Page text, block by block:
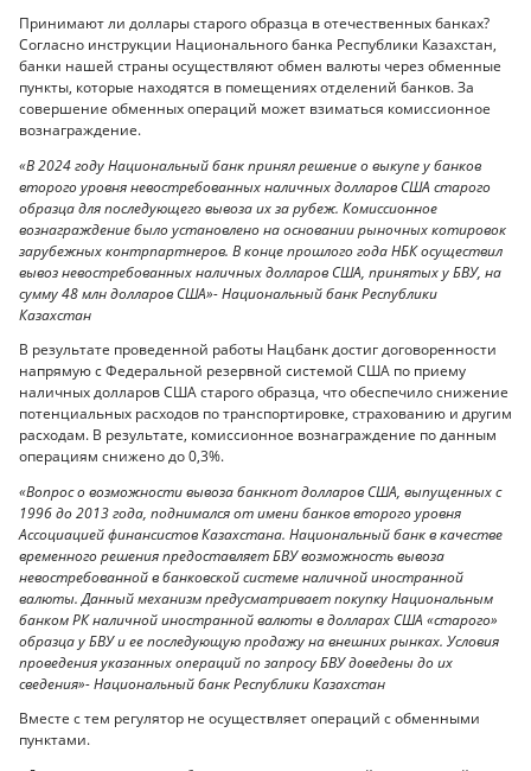
Принимают ли доллары старого образца в отечественных банках?
Согласно инструкции Национального банка Республики Казахстан,
банки нашей страны осуществляют обмен валюты через обменные
пункты, которые находятся в помещениях отделений банков. За
совершение обменных операций может взиматься комиссионное
вознаграждение.
«В 2024 году Национальный банк принял решение о выкупе у банков
второго уровня невостребованных наличных долларов США старого
образца для последующего вывоза их за рубеж. Комиссионное
вознаграждение было установлено на основании рыночных котировок
зарубежных контрпартнеров. В конце прошлого года НБК осуществил
вывоз невостребованных наличных долларов США, принятых у БВУ, на
сумму 48 млн долларов США»- Национальный банк Республики
Казахстан
В результате проведенной работы Нацбанк достиг договоренности
напрямую с Федеральной резервной системой США по приему
наличных долларов США старого образца, что обеспечило снижение
потенциальных расходов по транспортировке, страхованию и другим
расходам. В результате, комиссионное вознаграждение по данным
операциям снижено до 0,3%.
«Вопрос о возможности вывоза банкнот долларов США, выпущенных c
1996 до 2013 года, поднимался от имени банков второго уровня
Ассоциацией финансистов Казахстана. Национальный банк в качестве
временного решения предоставляет БВУ возможность вывоза
невостребованной в банковской системе наличной иностранной
валюты. Данный механизм предусматривает покупку Национальным
банком РК наличной иностранной валюты в долларах США «старого»
образца у БВУ и ее последующую продажу на внешних рынках. Условия
проведения указанных операций по запросу БВУ доведены до их
сведения»- Национальный банк Республики Казахстан
Вместе с тем регулятор не осуществляет операций с обменными
пунктами.